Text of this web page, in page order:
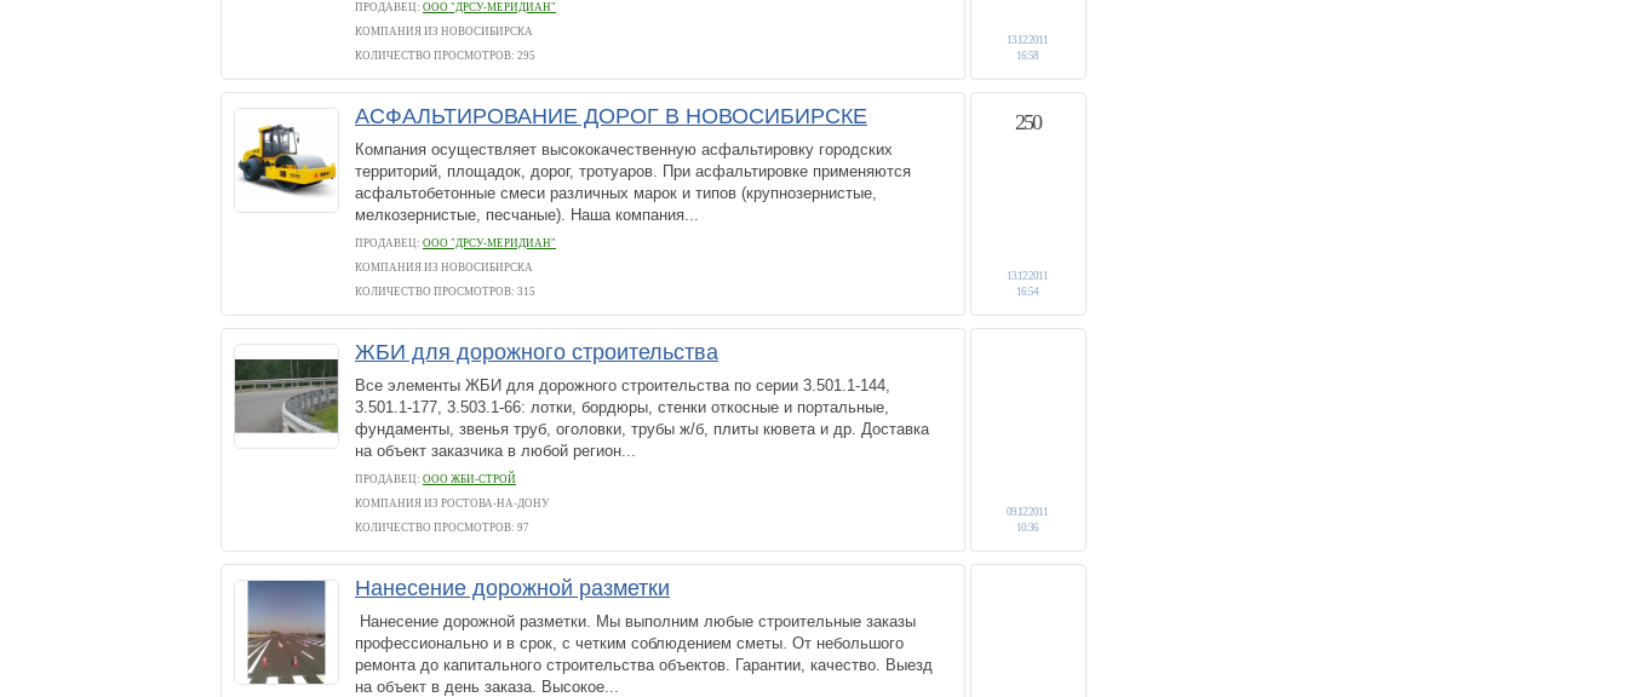
ПРОДАВЕЦ: ООО "ДРСУ-МЕРИДИАН"
КОМПАНИЯ ИЗ НОВОСИБИРСКА
КОЛИЧЕСТВО ПРОСМОТРОВ: 295
13.12.2011
16:58
АСФАЛЬТИРОВАНИЕ ДОРОГ В НОВОСИБИРСКЕ
Компания осуществляет высококачественную асфальтировку городских
территорий, площадок, дорог, тротуаров. При асфальтировке применяются
асфальтобетонные смеси различных марок и типов (крупнозернистые,
мелкозернистые, песчаные). Наша компания...
ПРОДАВЕЦ: ООО "ДРСУ-МЕРИДИАН"
КОМПАНИЯ ИЗ НОВОСИБИРСКА
КОЛИЧЕСТВО ПРОСМОТРОВ: 315
250
13.12.2011
16:54
ЖБИ для дорожного строительства
Все элементы ЖБИ для дорожного строительства по серии 3.501.1-144,
3.501.1-177, 3.503.1-66: лотки, бордюры, стенки откосные и портальные,
фундаменты, звенья труб, оголовки, трубы ж/б, плиты кювета и др. Доставка
на объект заказчика в любой регион...
ПРОДАВЕЦ: ООО ЖБИ-СТРОЙ
КОМПАНИЯ ИЗ РОСТОВА-НА-ДОНУ
КОЛИЧЕСТВО ПРОСМОТРОВ: 97
09.12.2011
10:36
Нанесение дорожной разметки
Нанесение дорожной разметки. Мы выполним любые строительные заказы
профессионально и в срок, с четким соблюдением сметы. От небольшого
ремонта до капитального строительства объектов. Гарантии, качество. Выезд
на объект в день заказа. Высокое...